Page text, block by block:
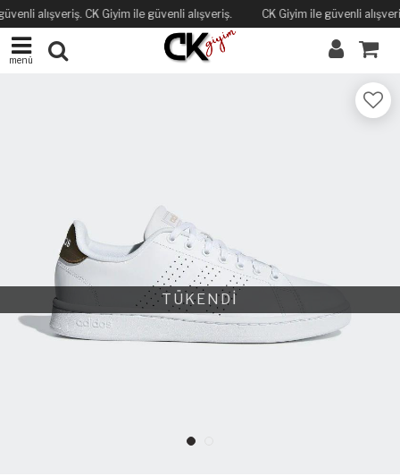
alışveriş. CK Giyim ile güvenli alışveriş. CK Giyim ile güvenli
menü
TÜKENDİ